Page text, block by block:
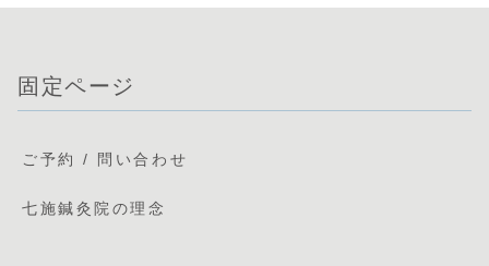
固定ページ
ご予約 / 問い合わせ
七施鍼灸院の理念